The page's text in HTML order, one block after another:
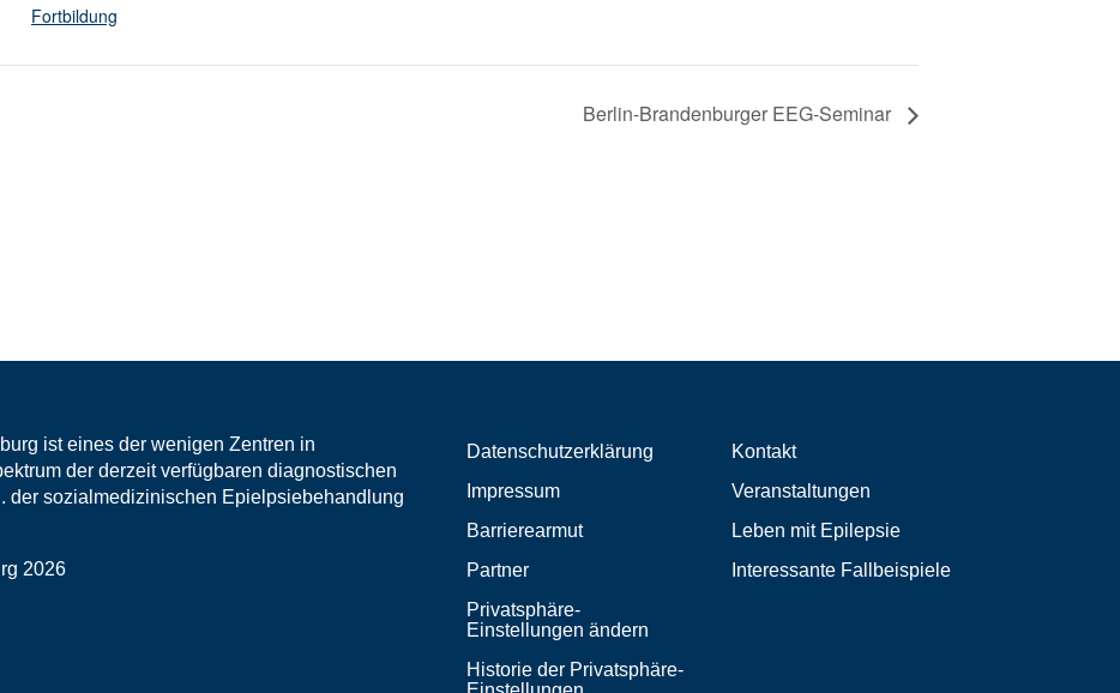
Fortbildung
Berlin-Brandenburger EEG-Seminar
ist eines der wenigen Zentren in
der derzeit verfügbaren diagnostischen
der sozialmedizinischen Epielpsiebehandlung
2026
Datenschutzerklärung
Impressum
Barrierearmut
Partner
Privatsphäre-
Einstellungen ändern
Historie der Privatsphäre-
Kontakt
Veranstaltungen
Leben mit Epilepsie
Interessante Fallbeispiele